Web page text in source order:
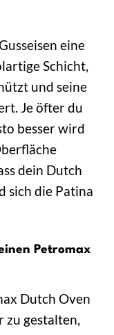
eine
Schicht,
und seine
Je öfter du
besser wird
dein Dutch
sich die Patina
Petromax
Dutch Oven
zu gestalten,